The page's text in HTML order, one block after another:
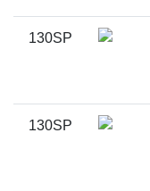
130SP
130SP